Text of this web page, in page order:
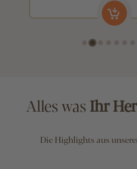
Alles wasIhr
Die Highlights aus